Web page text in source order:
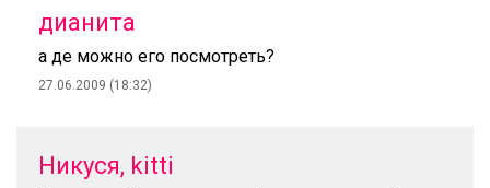
дианита
а де можно его посмотреть?
27.06.2009 (18:32)
Никуся, kitti